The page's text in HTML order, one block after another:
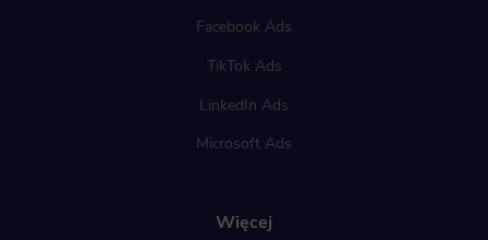
Więcej
Facebook Ads
TikTok Ads
LinkedIn Ads
Microsoft Ads